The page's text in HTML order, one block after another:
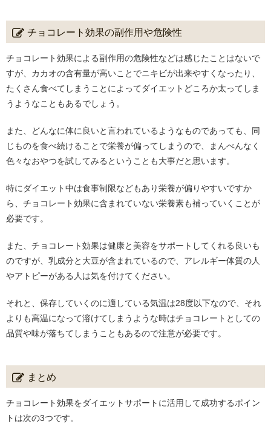
チョコレート効果の副作用や危険性
チョコレート効果による副作用の危険性などは感じたことはないで
すが、カカオの含有量が高いことでニキビが出来やすくなったり、
たくさん食べてしまうことによってダイエットどころか太ってしま
うようなこともあるでしょう。
また、どんなに体に良いと言われているようなものであっても、同
じものを食べ続けることで栄養が偏ってしまうので、まんべんなく
色々なおやつを試してみるということも大事だと思います。
特にダイエット中は食事制限などもあり栄養が偏りやすいですか
ら、チョコレート効果に含まれていない栄養素も補っていくことが
必要です。
また、チョコレート効果は健康と美容をサポートしてくれる良いも
のですが、乳成分と大豆が含まれているので、アレルギー体質の人
やアトピーがある人は気を付けてください。
それと、保存していくのに適している気温は28度以下なので、それ
よりも高温になって溶けてしまうような時はチョコレートとしての
品質や味が落ちてしまうこともあるので注意が必要です。
まとめ
チョコレート効果をダイエットサポートに活用して成功するポイン
トは次の3つです。